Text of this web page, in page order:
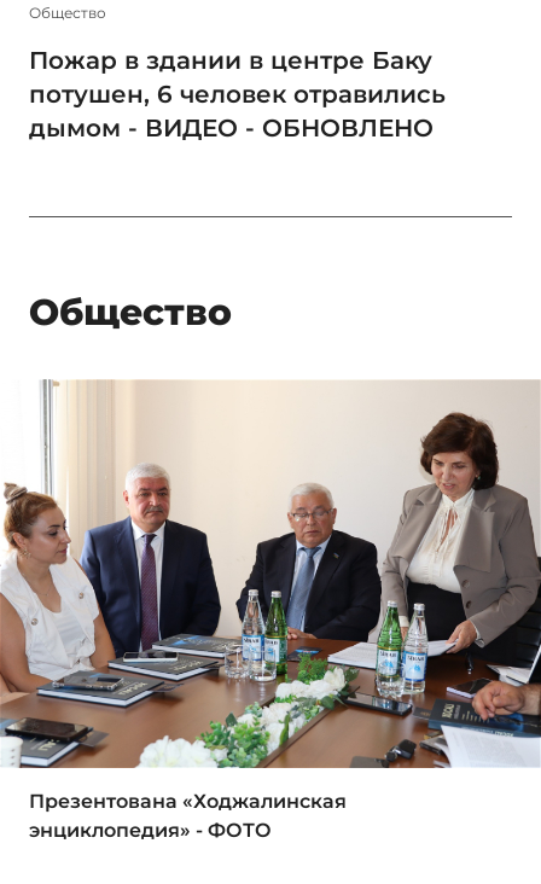
Общество
Пожар в здании в центре Баку
потушен, 6 человек отравились
дымом - ВИДЕО - ОБНОВЛЕНО
Общество
Презентована «Ходжалинская
энциклопедия» - ФОТО